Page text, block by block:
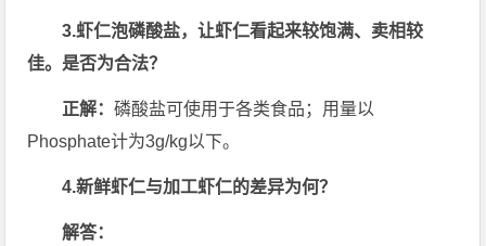
3.虾仁泡磷酸盐，让虾仁看起来较饱满、卖相较
佳。是否为合法？
正解：磷酸盐可使用于各类食品；用量以
Phosphate计为3g/kg以下。
4.新鲜虾仁与加工虾仁的差异为何？
解答：